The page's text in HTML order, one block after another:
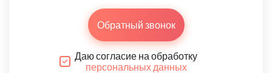
Обратный звонок
Даю согласие на обработку
персональных данных